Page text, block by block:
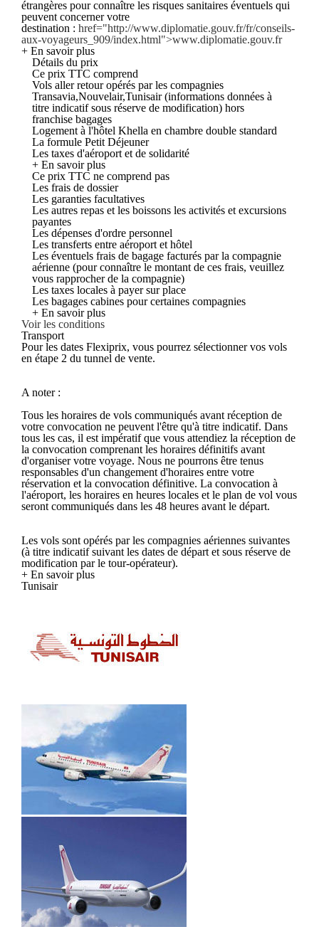
étrangères pour connaître les risques sanitaires éventuels qui
peuvent concerner votre
destination : href="http://www.diplomatie.gouv.fr/fr/conseils-
aux-voyageurs_909/index.html">www.diplomatie.gouv.fr
+ En savoir plus
Détails du prix
Ce prix TTC comprend
Vols aller retour opérés par les compagnies
Transavia,Nouvelair,Tunisair (informations données à
titre indicatif sous réserve de modification) hors
franchise bagages
Logement à l'hôtel Khella en chambre double standard
La formule Petit Déjeuner
Les taxes d'aéroport et de solidarité
+ En savoir plus
Ce prix TTC ne comprend pas
Les frais de dossier
Les garanties facultatives
Les autres repas et les boissons les activités et excursions
payantes
Les dépenses d'ordre personnel
Les transferts entre aéroport et hôtel
Les éventuels frais de bagage facturés par la compagnie
aérienne (pour connaître le montant de ces frais, veuillez
vous rapprocher de la compagnie)
Les taxes locales à payer sur place
Les bagages cabines pour certaines compagnies
+ En savoir plus
Voir les conditions
Transport
Pour les dates Flexiprix, vous pourrez sélectionner vos vols
en étape 2 du tunnel de vente.
A noter :
Tous les horaires de vols communiqués avant réception de
votre convocation ne peuvent l'être qu'à titre indicatif. Dans
tous les cas, il est impératif que vous attendiez la réception de
la convocation comprenant les horaires définitifs avant
d'organiser votre voyage. Nous ne pourrons être tenus
responsables d'un changement d'horaires entre votre
réservation et la convocation définitive. La convocation à
l'aéroport, les horaires en heures locales et le plan de vol vous
seront communiqués dans les 48 heures avant le départ.
Les vols sont opérés par les compagnies aériennes suivantes
(à titre indicatif suivant les dates de départ et sous réserve de
modification par le tour-opérateur).
+ En savoir plus
Tunisair